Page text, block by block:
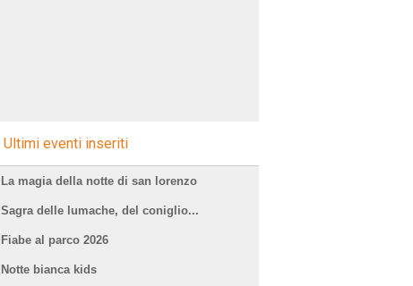
Ultimi eventi inseriti
La magia della notte di san lorenzo
Sagra delle lumache, del coniglio...
Fiabe al parco 2026
Notte bianca kids